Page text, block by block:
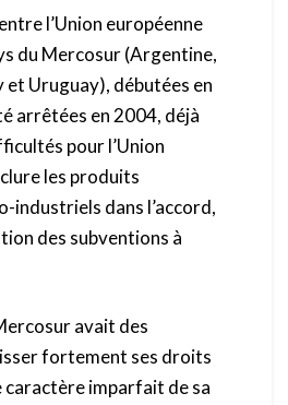
l’Union européenne
du Mercosur (Argentine,
et Uruguay), débutées en
arrêtées en 2004, déjà
pour l’Union
les produits
industriels dans l’accord,
des subventions à
avait des
fortement ses droits
caractère imparfait de sa